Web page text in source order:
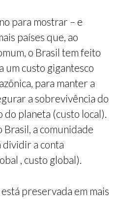
para mostrar – e
países que, ao
o Brasil tem feito
um custo gigantesco
para manter a
a sobrevivência do
do planeta (custo local).
a comunidade
a conta
, custo global).
preservada em mais